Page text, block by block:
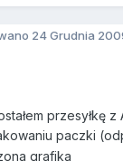
24 Grudnia
przesyłkę
paczki